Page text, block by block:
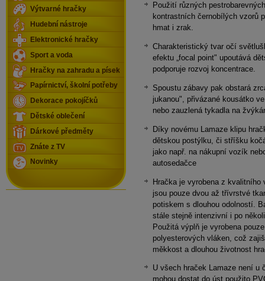
Použití různých
kontrastních černobílých vzorů
hmat i zrak.
Charakteristický tvar očí
efektu „focal point" upoutává
podporuje rozvoj koncentrace.
Spoustu zábavy pak obstará
jukanou", přivázané kousátko
nebo zauzlená tykadla na
Díky novému Lamaze klipu
dětskou postýlku, či stříšku
jako např. na nákupní vozík
autosedačce
Hračka je vyrobena z kvalitního
jsou pouze dvou až třívrstvé
potiskem s dlouhou odolností.
stále stejně intenzivní i po
Použitá výplň je vyrobena
polyesterových vláken, což
měkkost a dlouhou životnost
U všech hraček Lamaze není u
mohou dostat do úst použito
Výtvarné hračky
Hudební nástroje
Elektronické hračky
Sport a voda
Hračky na zahradu a písek
Papírnictví, školní potřeby
Dekorace pokojíčků
Dětské oblečení
Dárkové předměty
Znáte z TV
Novinky